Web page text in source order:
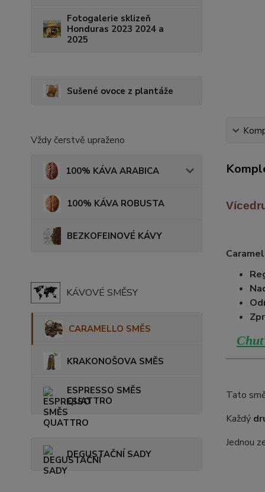
Fotogalerie sklizeň
Honduras 2023 2024 a
2025
Sušené ovoce z plantáže
Vždy čerstvě upraženo
100% KÁVA ARABICA
100% KÁVA ROBUSTA
BEZKOFEINOVÉ KÁVY
KÁVOVÉ SMĚSY
CARAMELLO SMĚS
KRAKONOŠOVA SMĚS
ESPRESSO SMĚS
QUATTRO
DEGUSTAČNÍ SADY
Tato
Každý
Jednou